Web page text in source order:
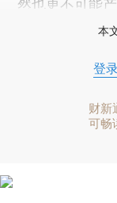
然也更不可能
本
登
财新
可畅